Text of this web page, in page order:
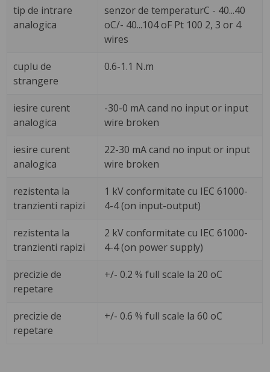
tip de intrare
analogica
senzor de temperaturC - 40...40
oC/- 40...104 oF Pt 100 2, 3 or 4
wires
cuplu de
strangere
0.6-1.1 N.m
iesire curent
analogica
-30-0 mA cand no input or input
wire broken
iesire curent
analogica
22-30 mA cand no input or input
wire broken
rezistenta la
tranzienti rapizi
1 kV conformitate cu IEC 61000-
4-4 (on input-output)
rezistenta la
tranzienti rapizi
2 kV conformitate cu IEC 61000-
4-4 (on power supply)
precizie de
repetare
+/- 0.2 % full scale la 20 oC
precizie de
repetare
+/- 0.6 % full scale la 60 oC